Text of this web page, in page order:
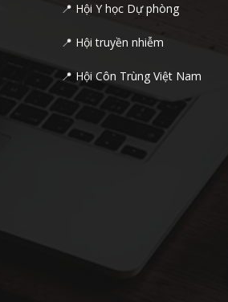
📍 Hội Y học Dự phòng
📍 Hội truyền nhiễm
📍 Hội Côn Trùng Việt Nam